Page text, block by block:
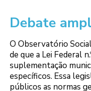
Debate
O Observatório
de que a Lei Federal
suplementação
específicos. Essa
públicos as normas